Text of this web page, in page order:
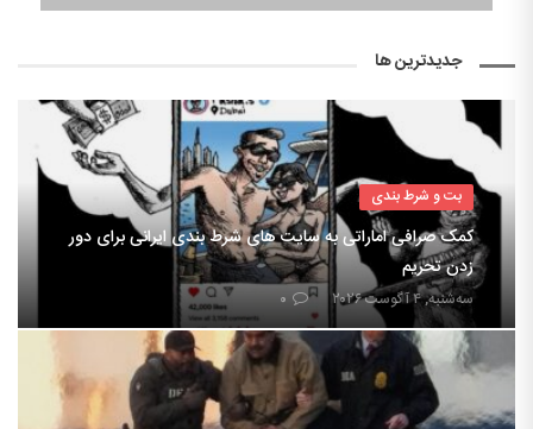
جدیدترین ها
بت و شرط بندی
کمک صرافی اماراتی به سایت های شرط بندی ایرانی برای دور
زدن تحریم
سه‌شنبه, ۴ آگوست ۲۰۲۶ ۰